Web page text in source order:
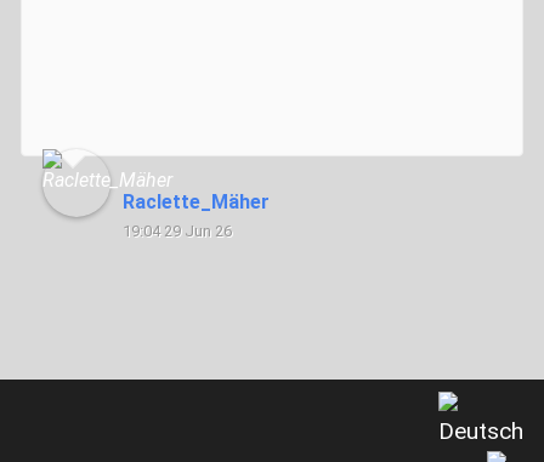
Raclette_Mäher
19:04 29 Jun 26